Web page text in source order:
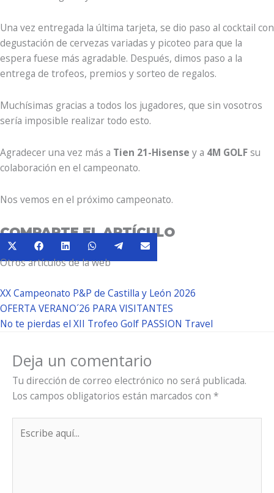
Una vez entregada la última tarjeta, se dio paso al cocktail con
degustación de cervezas variadas y picoteo para que la
espera fuese más agradable. Después, dimos paso a la
entrega de trofeos, premios y sorteo de regalos.
Muchísimas gracias a todos los jugadores, que sin vosotros
sería imposible realizar todo esto.
Agradecer una vez más a Tien 21-Hisense y a 4M GOLFsu
colaboración en el campeonato.
Nos vemos en el próximo campeonato.
COMPARTE EL ARTÍCULO
Compartir
en
(Twitter)
Compartir
en
FacebookCompartir
en
LinkedInCompartir
en
WhatsAppCompartir
en
TelegramCompartir
en
Otros artículos de la web
XX Campeonato P&P de Castilla y León 2026
OFERTA VERANO´26 PARA VISITANTES
No te pierdas el XII Trofeo Golf PASSION Travel
Deja un comentario
Tu dirección de correo electrónico no será publicada.
Los campos obligatorios están marcados con *
aquí...